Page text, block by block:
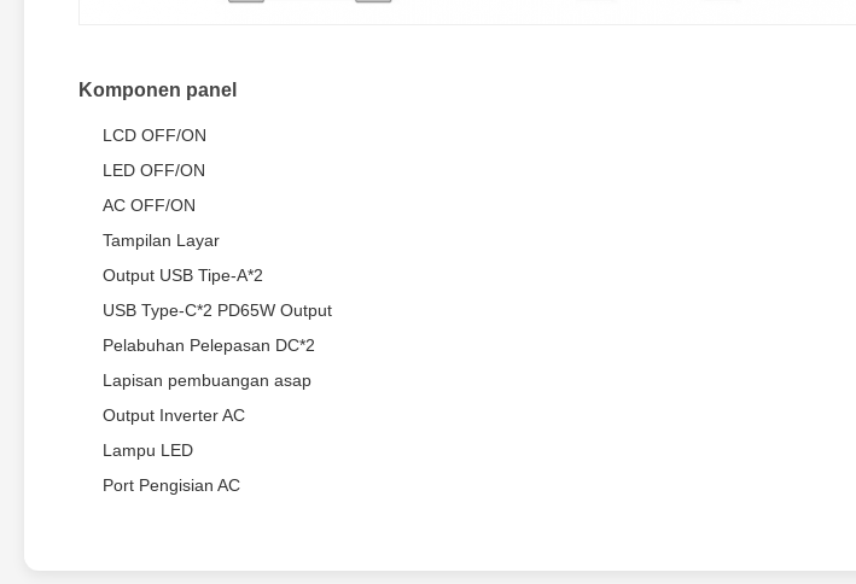
Komponen panel
LCD OFF/ON
LED OFF/ON
AC OFF/ON
Tampilan Layar
Output USB Tipe-A*2
USB Type-C*2 PD65W Output
Pelabuhan Pelepasan DC*2
Lapisan pembuangan asap
Output Inverter AC
Lampu LED
Port Pengisian AC